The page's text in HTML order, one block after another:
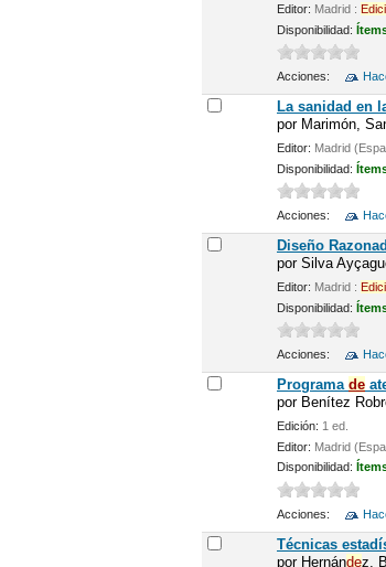
Editor: Madrid :
Disponibilidad:
Acciones:
La sanidad en
por Marimón,
Editor: Madrid
Disponibilidad:
Acciones:
Diseño
por Silva
Editor: Madrid :
Disponibilidad:
Acciones:
Programa de
por Benítez
Edición: 1 ed.
Editor: Madrid
Disponibilidad:
Acciones:
Técnicas
por Hernández,